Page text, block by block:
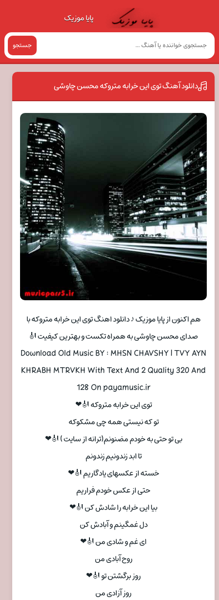
پایا موزیک
جستجو
دانلود آهنگ توی این خرابه متروکه محسن چاوشی
هم اکنون از پایا موزیک ♪ دانلود اهنگ توی این خرابه متروکه با
صدای محسن چاوشی به همراه تکست و بهترین کیفیت 🎻
Download Old Music BY : MHSN CHAVSHY | TVY AYN
KHRABH MTRVKH With Text And 2 Quality 320 And
128 On payamusic.ir
توی این خرابه متروکه 🎻❤
تو که نیستی همه چی مشکوکه
بی تو حتی به خودم مضنونم(ترانه از سایت ) 🎻❤
تا ابد زندونیم زندونم
خسته از عکسهای یادگاریم 🎻❤
حتی از عکس خودم فراریم
بیا این خرابه را شادش کن 🎻❤
دل غمگینم و آبادش کن
ای غم و شادی من 🎻❤
روح آبادی من
روز برگشتن تو 🎻❤
روز آزادی من